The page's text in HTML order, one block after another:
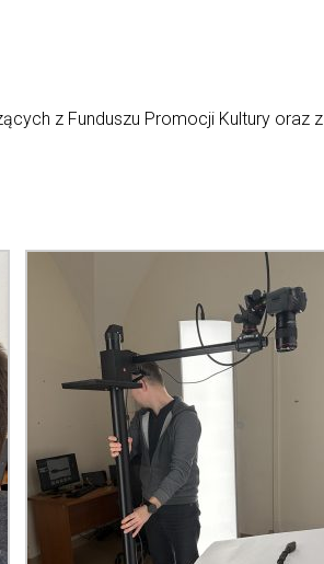
z Funduszu Promocji Kultury oraz z